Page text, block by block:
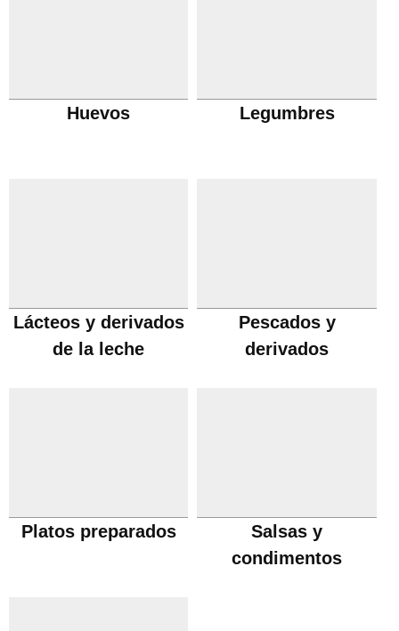
Huevos Legumbres
Lácteos y derivados
de la leche
Pescados y
derivados
Platos preparados
Salsas y
condimentos